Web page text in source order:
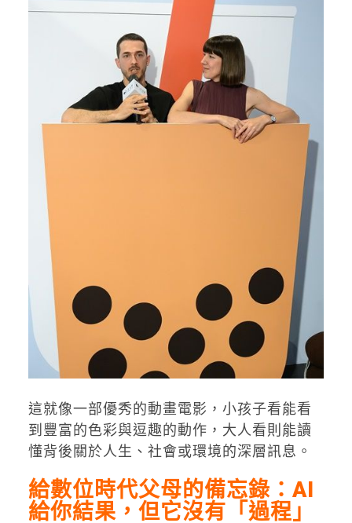
這就像一部優秀的動畫電影，小孩子看能看
到豐富的色彩與逗趣的動作，大人看則能讀
懂背後關於人生、社會或環境的深層訊息。
給數位時代父母的備忘錄：AI
給你結果，但它沒有「過程」